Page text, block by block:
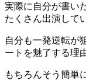
実際に自分が書い
たくさん出演して
自分も一発逆転が
ートを魅了する理
もちろんそう簡単